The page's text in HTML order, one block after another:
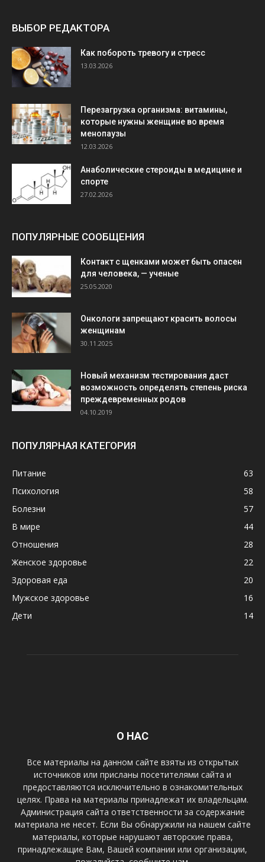
ВЫБОР РЕДАКТОРА
Как побороть тревогу и стресс
13.03.2026
Перезагрузка организма: витамины,
которые нужны женщине во время
менопаузы
12.03.2026
Анаболические стероиды в медицине и
спорте
27.02.2026
ПОПУЛЯРНЫЕ СООБЩЕНИЯ
Контакт с щенками может быть опасен
для человека, — ученые
25.05.2020
Онкологи запрещают красить волосы
женщинам
30.11.2025
Новый механизм тестирования даст
возможность определять степень риска
преждевременных родов
04.10.2019
ПОПУЛЯРНАЯ КАТЕГОРИЯ
Питание
63
Психология
58
Болезни
57
В мире
44
Отношения
28
Женское здоровье
22
Здоровая еда
20
Мужское здоровье
16
Дети
14
О НАС
Все материалы на данном сайте взяты из открытых
источников или присланы посетителями сайта и
предоставляются исключительно в ознакомительных
целях. Права на материалы принадлежат их владельцам.
Администрация сайта ответственности за содержание
материала не несет. Если Вы обнаружили на нашем сайте
материалы, которые нарушают авторские права,
принадлежащие Вам, Вашей компании или организации,